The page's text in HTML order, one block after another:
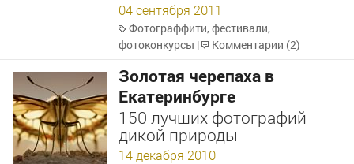
04 сентября 2011
Фотограффити,фестивали,
фотоконкурсы | Комментарии (2)
Золотая черепаха в
Екатеринбурге
150 лучших фотографий
дикой природы
14 декабря 2010